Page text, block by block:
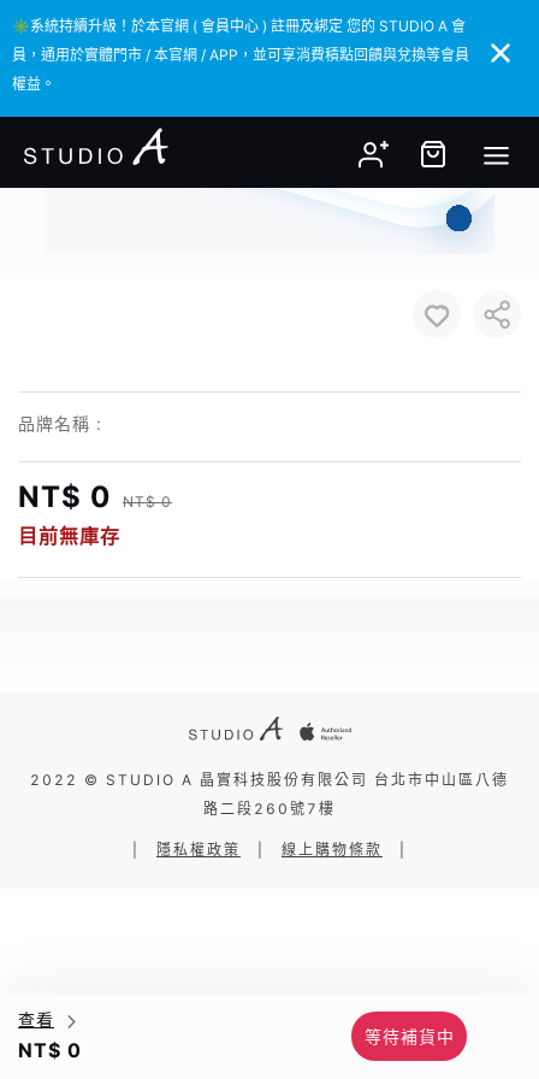
✳️系統持續升級！於本官網 ( 會員中心 ) 註冊及綁定 您的 STUDIO A 會
員，通用於實體門市 / 本官網 / APP，並可享消費積點回饋與兌換等會員
權益。
✳️系統持續升級！於本官網 ( 會員中心 ) 註冊及綁定 您的 STUDIO A 會
員，通用於實體門市 / 本官網 / APP，並可享消費積點回饋與兌換等會員
權益。
品牌名稱 :
NT$ 0 NT$ 0
目前無庫存
查看
NT$ 0
等待補貨中
2022 © STUDIO A 晶實科技股份有限公司 台北市中山區八德
路二段260號7樓
隱私權政策 線上購物條款